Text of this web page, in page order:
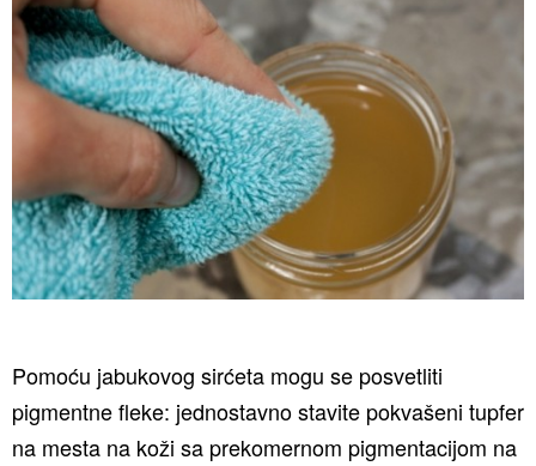
Pomoću jabukovog sirćeta mogu se posvetliti
pigmentne fleke: jednostavno stavite pokvašeni tupfer
na mesta na koži sa prekomernom pigmentacijom na